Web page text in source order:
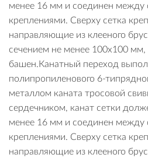
менее 16 мм и соединен между
креплениями. Сверху сетка
направляющие из клееного
сечением не менее 100х100
башен.Канатный переход
полипропиленового 6-
металлом каната тросовой
сердечником, канат сетки
менее 16 мм и соединен между
креплениями. Сверху сетка
направляющие из клееного